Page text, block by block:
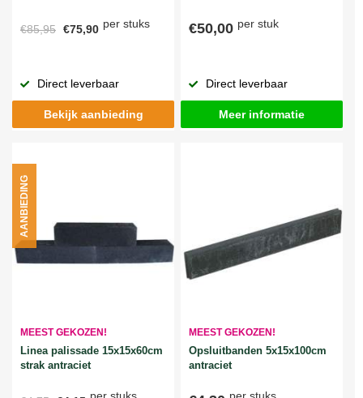
€85,95 €75,90 per stuks
Direct leverbaar
Bekijk aanbieding
€50,00 per stuk
Direct leverbaar
Meer informatie
MEEST GEKOZEN!
Linea palissade 15x15x60cm
strak antraciet
per stuks
AANBIEDING
MEEST GEKOZEN!
Opsluitbanden 5x15x100cm
antraciet
per stuks